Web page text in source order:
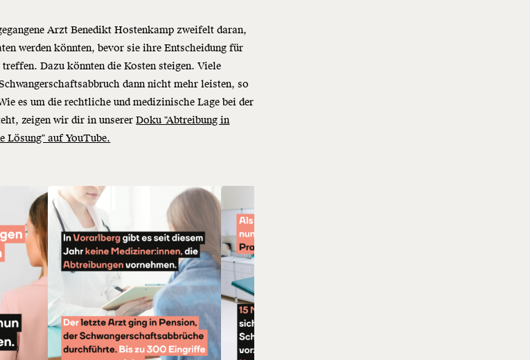
Arzt Benedikt Hostenkamp zweifelt daran,
werden könnten, bevor sie ihre Entscheidung für
treffen. Dazu könnten die Kosten steigen. Viele
dann nicht mehr leisten, so
es um die rechtliche und medizinische Lage bei der
zeigen wir dir in unsererDoku "Abtreibung in
Lösung" auf YouTube.